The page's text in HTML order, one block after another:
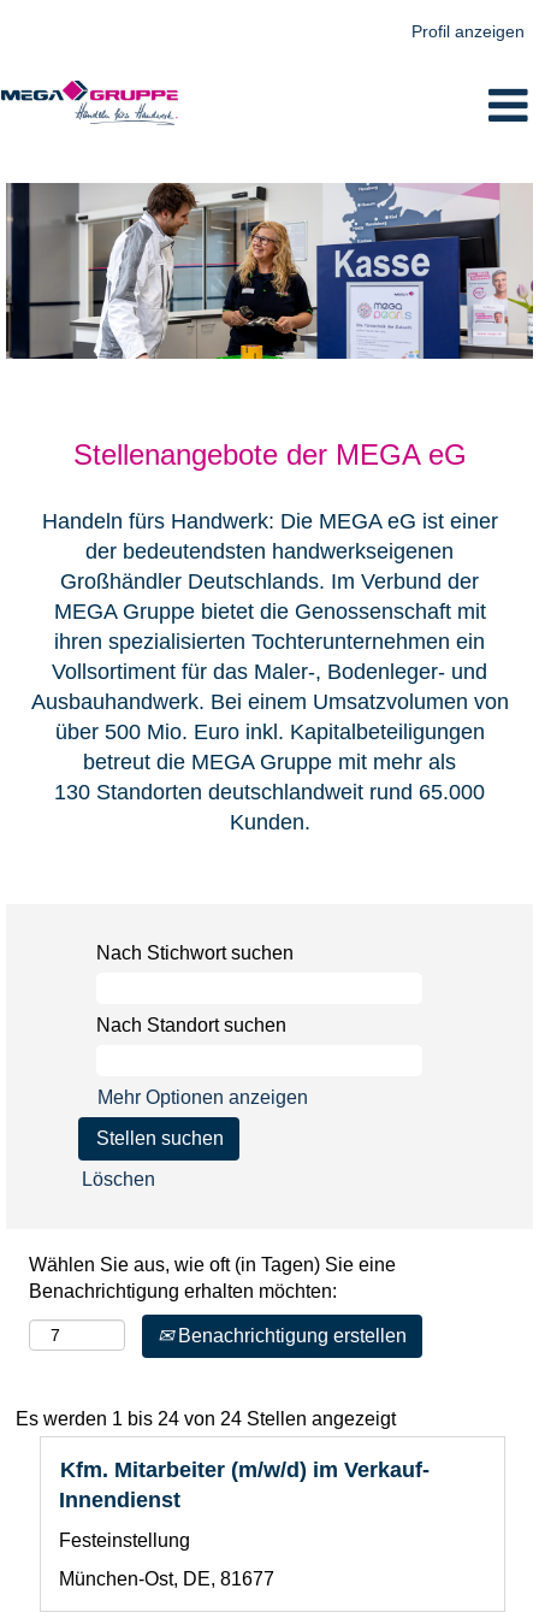
Profil anzeigen
eG
Stellenangebote der MEGA eG
Handeln fürs Handwerk: Die MEGA eG ist einer
der bedeutendsten handwerkseigenen
Großhändler Deutschlands. Im Verbund der
MEGA Gruppe bietet die Genossenschaft mit
ihren spezialisierten Tochterunternehmen ein
Vollsortiment für das Maler-, Bodenleger- und
Ausbauhandwerk. Bei einem Umsatzvolumen von
über 500 Mio. Euro inkl. Kapitalbeteiligungen
betreut die MEGA Gruppe mit mehr als
130 Standorten deutschlandweit rund 65.000
Kunden.
Nach Stichwort suchen
Nach Standort suchen
Mehr Optionen anzeigen
Löschen
Wählen Sie aus, wie oft (in Tagen) Sie eine
Benachrichtigung erhalten möchten:
Benachrichtigung erstellen
Es werden 1 bis 24 von 24 Stellen angezeigtSuchergebnisse
für
"".
Stellenbezeichnung
Kfm. Mitarbeiter (m/w/d) im Verkauf-
Innendienst
Benutzerdefiniertes
1
Festeinstellung
Standort
München-Ost, DE, 81677
Drücken
Sie
Leertaste,
um